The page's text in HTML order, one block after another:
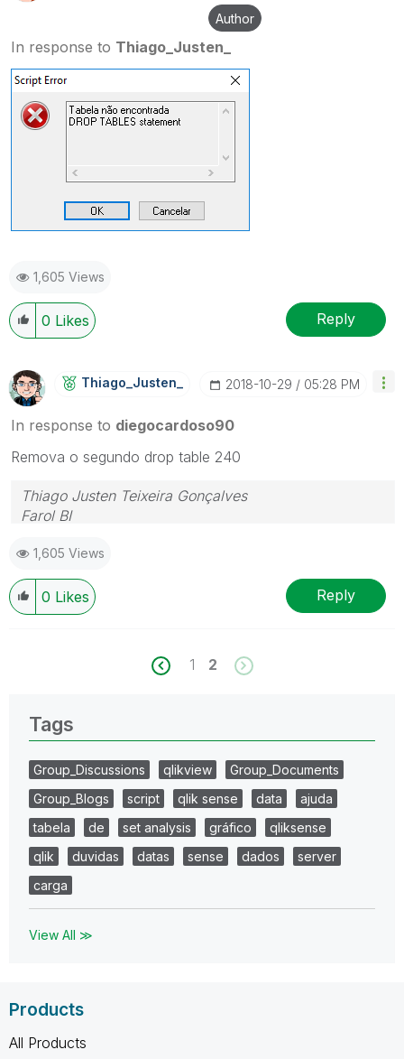
Author
In response to Thiago_Justen_
1,605 Views
0 Likes Reply
Thiago_Justen_ ‎2018-10-29 05:28 PM
In response to diegocardoso90
Remova o segundo drop table 240
Thiago Justen Teixeira Gonçalves
Farol BI
Skype: justen.thiago
1,605 Views
0 Likes Reply
1 2
Tags
Group_Discussions qlikview
Group_Documents
Group_Blogs
script qlik sense data
ajuda
tabela
de set analysis gráfico
qliksense
qlik
duvidas datas sense dados
server
carga
View All ≫
Products
All Products